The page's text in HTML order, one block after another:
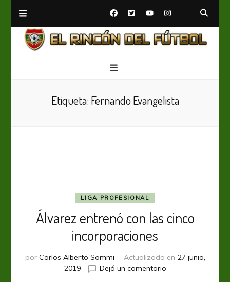
Etiqueta: Fernando Evangelista
LIGA PROFESIONAL
Álvarez entrenó con las cinco
incorporaciones
por Carlos Alberto Sommi Actualizado en 27 junio,
2019
Dejá un comentarioen